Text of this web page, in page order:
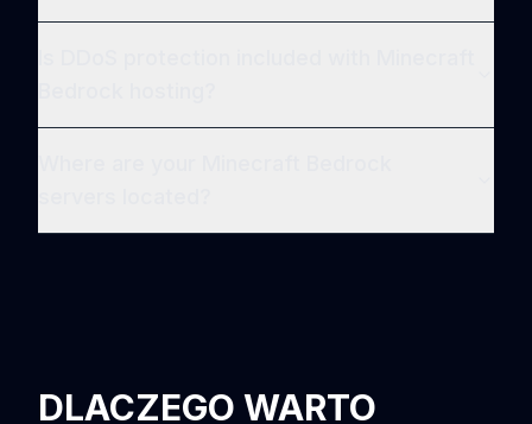
DLACZEGO WARTO